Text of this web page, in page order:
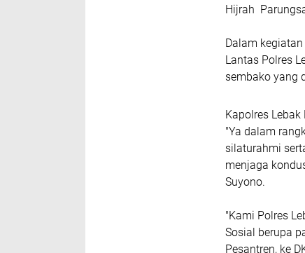
Hijrah
Dalam
Lantas Polres
sembako yang
Kapolres Lebak
"Ya dalam
silaturahmi
menjaga
Suyono.
"Kami Polres
Sosial berupa
Pesantren, ke